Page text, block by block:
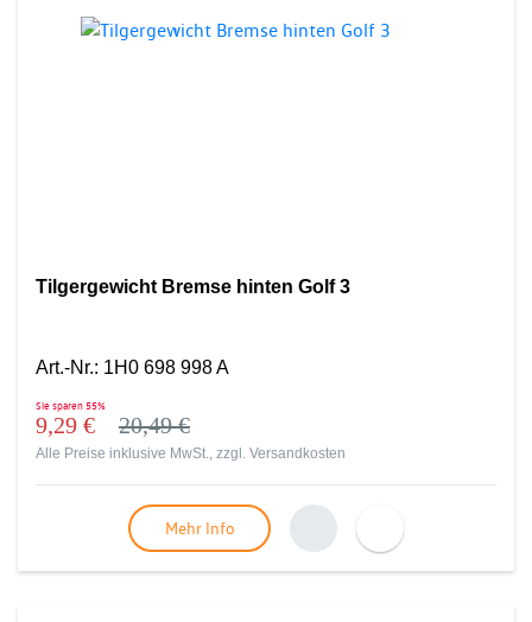
Tilgergewicht Bremse hinten Golf 3
Art.-Nr.: 1H0 698 998 A
Sie sparen 55%
9,29 € 20,49 €
Alle Preise inklusive MwSt., zzgl. Versandkosten
Mehr Info